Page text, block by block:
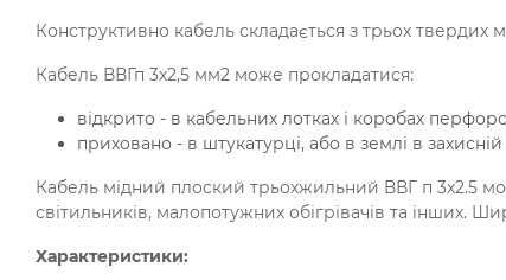
Конструктивно кабель складається з трьох твердих
Кабель ВВГп 3х2,5 мм2 може прокладатися:
відкрито - в кабельних лотках і коробах
приховано - в штукатурці, або в землі в захисній
Кабель мідний плоский трьохжильний ВВГ п 3х2.5
світильників, малопотужних обігрівачів та інших.
Характеристики: